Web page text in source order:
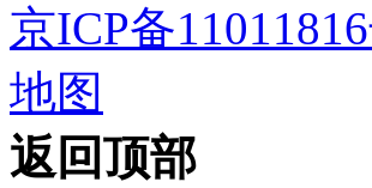
京ICP备
地图
返回顶部